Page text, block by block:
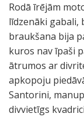
Rodā īrējām
līdzenāki gabali,
braukšana bija
kuros nav īpaši
ātrumos ar
apkopoju
Santorini,
divvietīgs